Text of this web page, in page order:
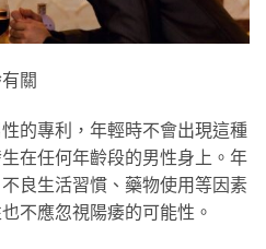
關
的專利，年輕時不會出現這種
在任何年齡段的男性身上。年
良生活習慣、藥物使用等因素
不應忽視陽痿的可能性。